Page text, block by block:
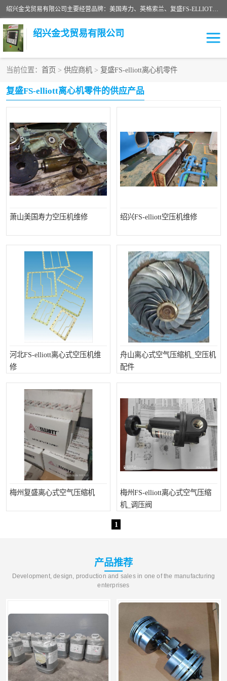
绍兴金戈贸易有限公司主要经营品牌：美国寿力、英格索兰、复盛FS-ELLIOTT，库伯COOPER、阿特拉斯等品牌空压机及配件销售；承接全厂空气压缩机管理、维护保养；节能改造；气体干燥机销售、维护、维修、保养。销售各种品牌空压机空气滤芯、油滤芯、油气分离器；精密过滤器滤芯；除油雾滤芯；抽真空滤芯，消音器，疏水器。劳务承接：全厂空压机维修保养工程，安装工程；移机或汰换工程；节能改造工程等。
绍兴金戈贸易有限公司
当前位置： 首页 > 供应商机 > 复盛FS-elliott离心机零件
复盛FS-elliott离心机零件的供应产品
萧山美国寿力空压机维修 绍兴FS-elliott空压机维修
河北FS-elliott离心式空压机维
修
舟山离心式空气压缩机_空压机
配件
梅州复盛离心式空气压缩机
梅州FS-elliott离心式空气压缩
机_调压阀
1
产品推荐
Development, design, production and sales in one of the manufacturing
enterprises
二手空压机 空压机专用油
中车鼓风机 闽台富源特种陶瓷
美国寿力空压机零部件 英格索兰离心机空滤芯
英格索兰COOPER离心机
配件
库伯卡麦隆离心机零件
微电脑控制器 离心式压缩机高速转子组
复盛离心机零件 中冷耐高温气侧密封胶垫
空气过滤器 阿特拉斯
冷却器 复盛FS-elliott离心机零件
CAMERON空压机维修 CAMERON空压机显示屏